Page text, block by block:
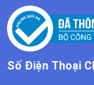
Số Điện Thoại